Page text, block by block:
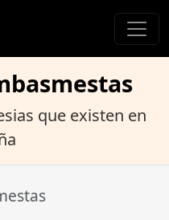
que existen en